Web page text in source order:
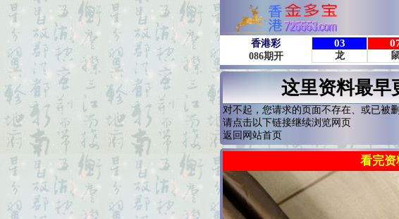
这里资料最早
对不起，您请求的页面不存在、或已被
请点击以下链接继续浏览网页
返回网站首页
看完资